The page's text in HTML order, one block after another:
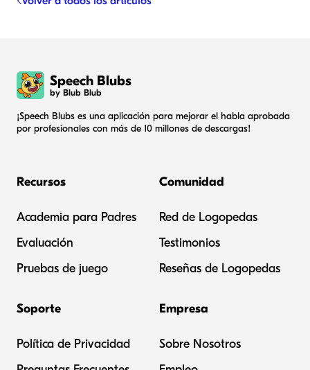
Speech Blubs
by Blub Blub
¡Speech Blubs es una aplicación para mejorar el habla aprobada
por profesionales con más de 10 millones de descargas!
Recursos
Academia para Padres
Evaluación
Pruebas de juego
Comunidad
Red de Logopedas
Testimonios
Reseñas de Logopedas
Soporte
Política de Privacidad
Empresa
Sobre Nosotros